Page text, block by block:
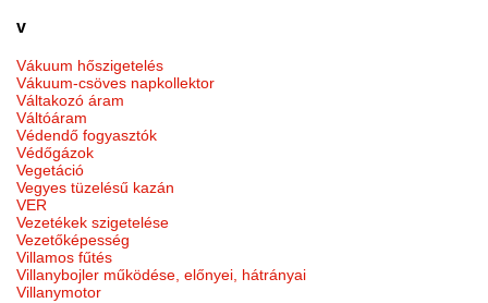
v
Vákuum hőszigetelés
Vákuum-csöves napkollektor
Váltakozó áram
Váltóáram
Védendő fogyasztók
Védőgázok
Vegetáció
Vegyes tüzelésű kazán
VER
Vezetékek szigetelése
Vezetőképesség
Villamos fűtés
Villanybojler működése, előnyei, hátrányai
Villanymotor